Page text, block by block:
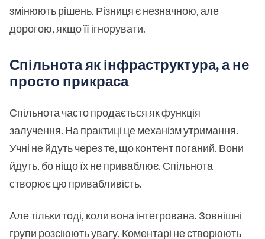
змінюють рішень. Різниця є незначною, але
дорогою, якщо її ігнорувати.
Спільнота як інфраструктура, а не
просто прикраса
Спільнота часто продається як функція
залучення. На практиці це механізм утримання.
Учні не йдуть через те, що контент поганий. Вони
йдуть, бо ніщо їх не приваблює. Спільнота
створює цю привабливість.
Але тільки тоді, коли вона інтегрована. Зовнішні
групи розсіюють увагу. Коментарі не створюють